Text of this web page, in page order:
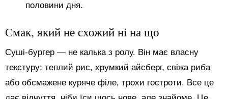
половини дня.
Смак, який не схожий ні на що
Суші-бургер — не калька з ролу. Він має власну
текстуру: теплий рис, хрумкий айсберг, свіжа риба
або обсмажене куряче філе, трохи гостроти. Все це